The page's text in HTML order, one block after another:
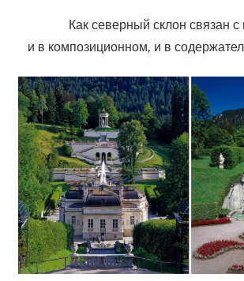
Как северный склон связан
и в композиционном, и в